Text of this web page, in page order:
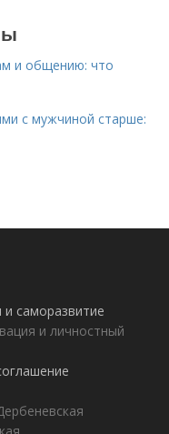
и общению: что
с мужчиной старше:
саморазвитие
и личностный